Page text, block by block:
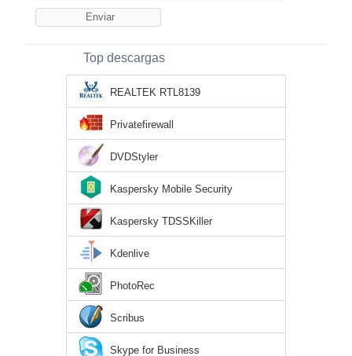
Top descargas
REALTEK RTL8139
Privatefirewall
DVDStyler
Kaspersky Mobile Security
Kaspersky TDSSKiller
Kdenlive
PhotoRec
Scribus
Skype for Business